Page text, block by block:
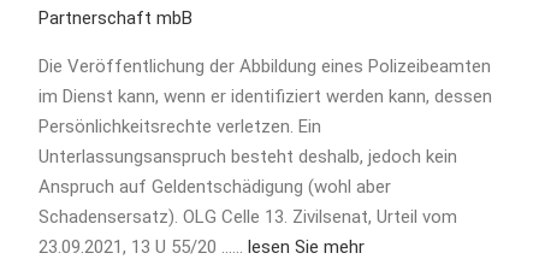
Partnerschaft mbB
Die Veröffentlichung der Abbildung eines Polizeibeamten
im Dienst kann, wenn er identifiziert werden kann, dessen
Persönlichkeitsrechte verletzen. Ein
Unterlassungsanspruch besteht deshalb, jedoch kein
Anspruch auf Geldentschädigung (wohl aber
Schadensersatz). OLG Celle 13. Zivilsenat, Urteil vom
23.09.2021, 13 U 55/20 …… lesen Sie mehr